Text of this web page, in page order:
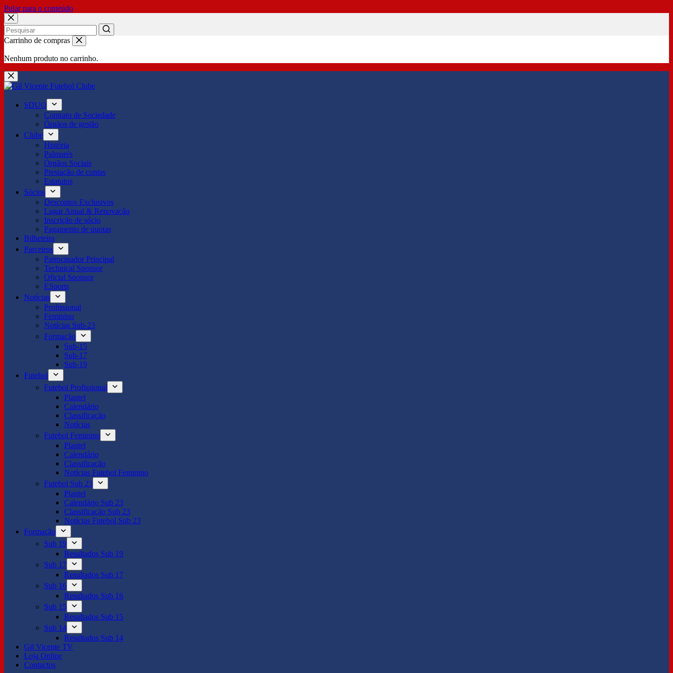
Pular para o conteúdo
No
Carrinho de compras
Nenhum produto no carrinho.
SDUQ
Contrato de Sociedade
Órgãos de gestão
Clube
História
Palmarés
Órgãos Sociais
Prestação de contas
Estatutos
Sócios
Descontos Exclusivos
Lugar Anual & Renovação
Inscrição de sócio
Pagamento de quotas
Bilheteira
Parceiros
Patrocinador Principal
Technical Sponsor
Oficial Sponsor
ESports
Notícias
Profissional
Feminino
Notícias Sub-23
Formação
Sub-15
Sub-17
Sub-19
Futebol
Futebol Profissional
Plantel
Calendário
Classificação
Notícias
Futebol Feminino
Plantel
Calendário
Classificação
Notícias Futebol Feminino
Futebol Sub 23
Plantel
Calendário Sub 23
Classificação Sub 23
Notícias Futebol Sub 23
Formação
Sub 19
Resultados Sub 19
Sub 17
Resultados Sub 17
Sub 16
Resultados Sub 16
Sub 15
Resultados Sub 15
Sub 14
Resultados Sub 14
Gil Vicente TV
Loja Online
Contactos